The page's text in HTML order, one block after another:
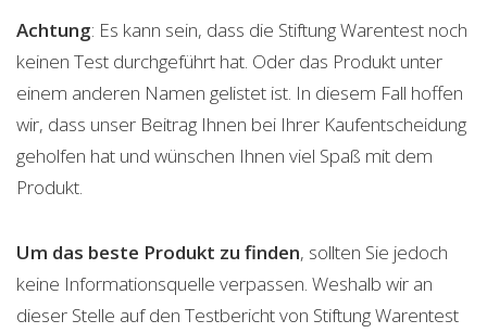
Achtung: Es kann sein, dass die Stiftung Warentest noch
keinen Test durchgeführt hat. Oder das Produkt unter
einem anderen Namen gelistet ist. In diesem Fall hoffen
wir, dass unser Beitrag Ihnen bei Ihrer Kaufentscheidung
geholfen hat und wünschen Ihnen viel Spaß mit dem
Produkt.
Um das beste Produkt zu finden, sollten Sie jedoch
keine Informationsquelle verpassen. Weshalb wir an
dieser Stelle auf den Testbericht von Stiftung Warentest